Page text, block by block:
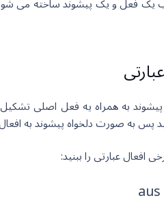
به همراه یه فعل اصلی
پس به صورت دلخواه پیشوند به
افعال عبارتی را ببنید: